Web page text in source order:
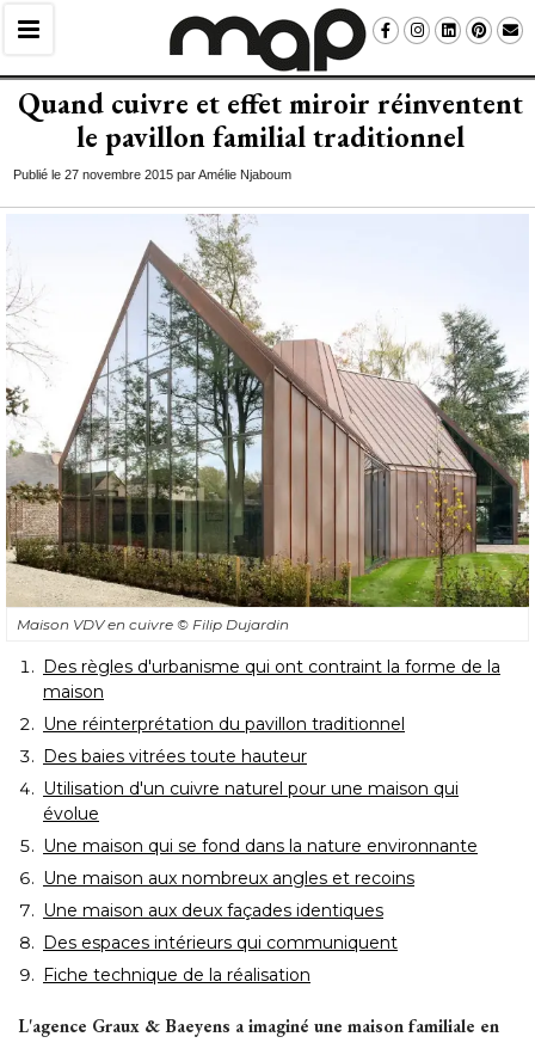
Quand cuivre et effet miroir réinventent
le pavillon familial traditionnel
Publié le 27 novembre 2015 par Amélie Njaboum
Maison VDV en cuivre © Filip Dujardin
Des règles d'urbanisme qui ont contraint la forme de la
maison
Une réinterprétation du pavillon traditionnel
Des baies vitrées toute hauteur
Utilisation d'un cuivre naturel pour une maison qui
évolue
Une maison qui se fond dans la nature environnante
Une maison aux nombreux angles et recoins
Une maison aux deux façades identiques
Des espaces intérieurs qui communiquent
Fiche technique de la réalisation
L'agence Graux & Baeyens a imaginé une maison familiale en